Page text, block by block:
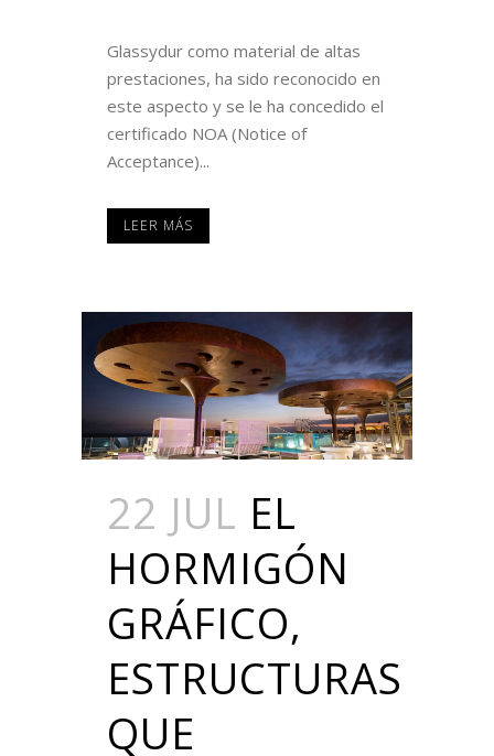
Glassydur como material de altas
prestaciones, ha sido reconocido en
este aspecto y se le ha concedido el
certificado NOA (Notice of
Acceptance)...
LEER MÁS
22 JUL EL
HORMIGÓN
GRÁFICO,
ESTRUCTURAS
QUE